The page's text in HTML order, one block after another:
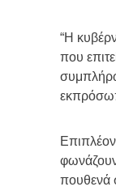
“Η
που
Επιπλέον
πουθενά